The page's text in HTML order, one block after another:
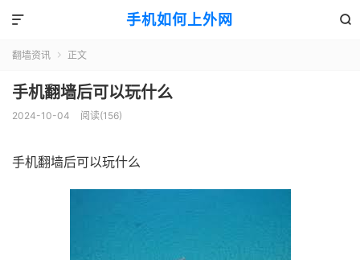
手机如何上外网 

翻墙资讯  正文
手机翻墙后可以玩什么
2024-10-04 阅读(156)
手机翻墙后可以玩什么